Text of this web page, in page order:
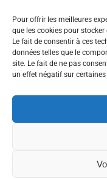
Pour offrir les meilleures
que les cookies pour
Le fait de consentir à ces
données telles que le
site. Le fait de ne pas
un effet négatif sur
Mairie de Condrieu |
Thierry Caizes Freelance